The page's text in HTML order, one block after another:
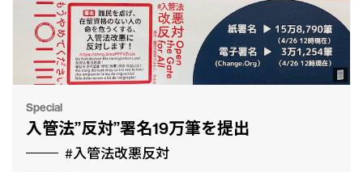
Special
入管法”反対”署名19万筆を提出
#入管法改悪反対